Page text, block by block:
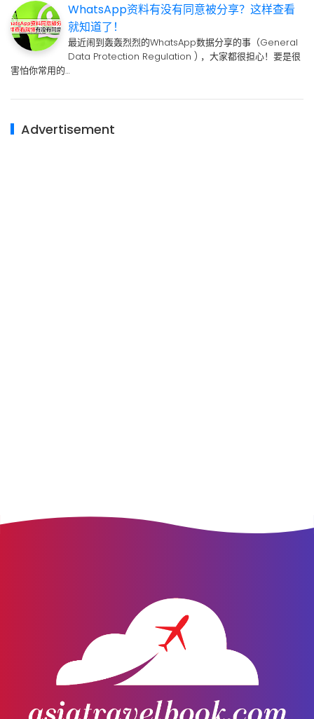
WhatsApp资料有没有同意被分享？这样查看
就知道了！
最近闹到轰轰烈烈的WhatsApp数据分享的事（General
Data Protection Regulation ) ，大家都很担心！要是很
害怕你常用的…
Advertisement